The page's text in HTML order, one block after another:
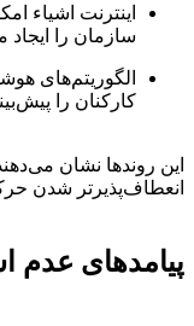
اینترنت اشیاء
سازمان را ایجاد
الگوریتم‌های
کارکنان را
این روندها نشان
انعطاف‌پذیرتر شدن
پیامدهای عدم